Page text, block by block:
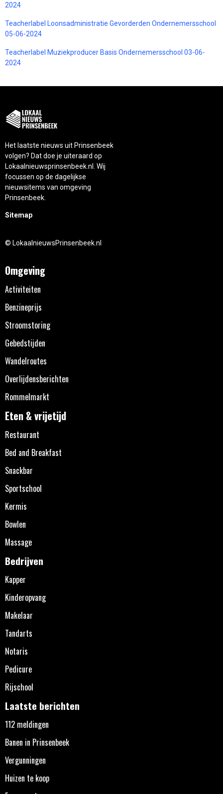
2024
Teacherlabel Loonsadministratie Gevorderden Ondernemersschool
05-06-2024
Teacherlabel Muziekproducer Basis Ondernemersschool 03-06-
2024
Het laatste nieuws uit Prinsenbeek
volgen? Dat doe je uiteraard op
Lokaalnieuwsprinsenbeek.nl. Wij
focussen op de dagelijkse
nieuwsitems van omgeving
Prinsenbeek.
Sitemap
© LokaalnieuwsPrinsenbeek.nl
Omgeving
Activiteiten
Benzineprijs
Stroomstoring
Gebedstijden
Wandelroutes
Overlijdensberichten
Rommelmarkt
Eten & vrijetijd
Restaurant
Bed and Breakfast
Snackbar
Sportschool
Kermis
Bowlen
Massage
Bedrijven
Kapper
Kinderopvang
Makelaar
Tandarts
Notaris
Pedicure
Rijschool
Laatste berichten
112 meldingen
Banen in Prinsenbeek
Vergunningen
Huizen te koop